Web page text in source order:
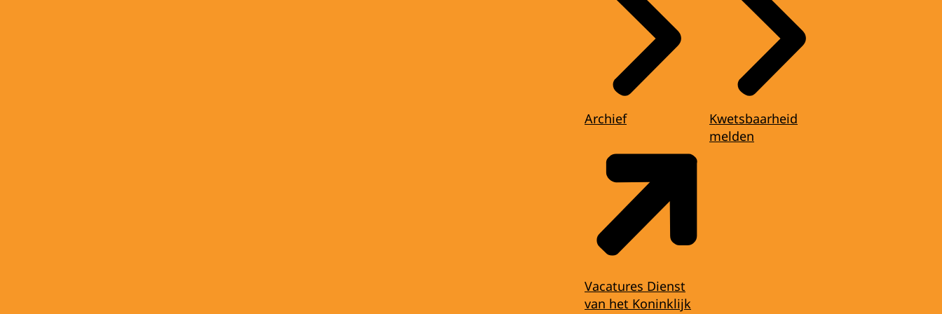
Archief
Vacatures Dienst
van het Koninklijk
Kwetsbaarheid
melden